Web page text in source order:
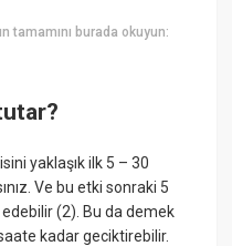
tamamını burada okuyun:
yaklaşık ilk 5 – 30
Ve bu etki sonraki 5
(2). Bu da demek
kadar geciktirebilir.